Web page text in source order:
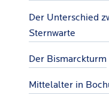
Der Unterschied
Sternwarte
Der Bismarckturm
Mittelalter in